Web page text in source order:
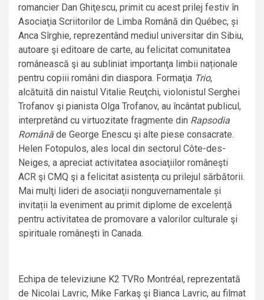
romancier Dan Ghiţescu, primit cu acest prilej festiv în
Asociaţia Scriitorilor de Limba Română din Québec, și
Anca Sîrghie, reprezentând mediul universitar din Sibiu,
autoare şi editoare de carte, au felicitat comunitatea
românească şi au subliniat importanţa limbii naționale
pentru copiii români din diaspora. Formaţia Trio,
alcătuită din naistul Vitalie Reuţchi, violonistul Serghei
Trofanov şi pianista Olga Trofanov, au încântat publicul,
interpretând cu virtuozitate fragmente din Rapsodia
Românăde George Enescu şi alte piese consacrate.
Helen Fotopulos, ales local din sectorul Côte-des-
Neiges, a apreciat activitatea asociaţiilor româneşti
ACR şi CMQ şi a felicitat asistenţa cu prilejul sărbătorii.
Mai mulţi lideri de asociaţii nonguvernamentale și
invitații la eveniment au primit diplome de excelență
pentru activitatea de promovare a valorilor culturale şi
spirituale româneşti în Canada.
Echipa de televiziune K2 TVRo Montréal, reprezentată
de Nicolai Lavric, Mike Farkaş şi Bianca Lavric, au filmat